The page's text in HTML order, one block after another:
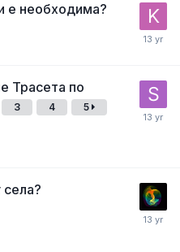
е необходима?
Трасета по
3 4 5